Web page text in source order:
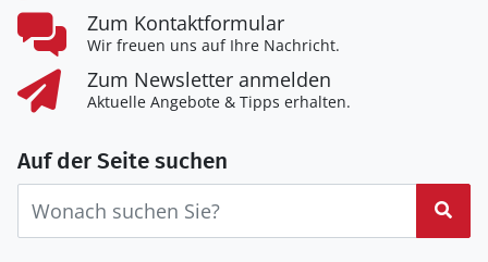
Zum Kontaktformular
Wir freuen uns auf Ihre Nachricht.
Zum Newsletter anmelden
Aktuelle Angebote & Tipps erhalten.
Auf der Seite suchen